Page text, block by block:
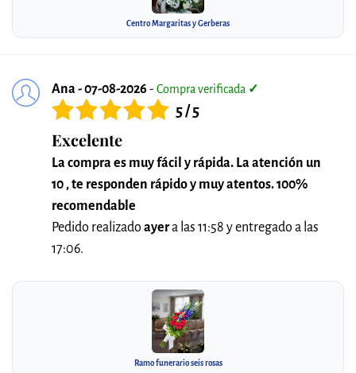
Centro Margaritas y Gerberas
Ana - 07-08-2026 - Compra verificada ✓
5 / 5
Excelente
La compra es muy fácil y rápida. La atención un
10 , te responden rápido y muy atentos. 100%
recomendable
Pedido realizado ayera las 11:58 y entregado a las
17:06.
Ramo funerario seis rosas